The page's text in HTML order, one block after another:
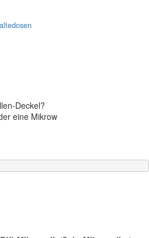
Deckel?
eine Mikrow